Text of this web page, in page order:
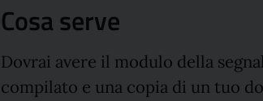
Cosa serve
Dovrai avere il modulo della
compilato e una copia di un tuo